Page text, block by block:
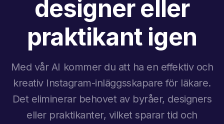
designer eller
praktikant igen
Med vår AI kommer du att ha en effektiv och
kreativ Instagram-inläggsskapare för läkare.
Det eliminerar behovet av byråer, designers
eller praktikanter, vilket sparar tid och